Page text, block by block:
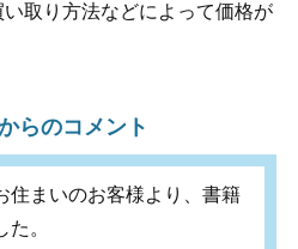
取り方法などによって価格が
らのコメント
住まいのお客様より、書籍
。